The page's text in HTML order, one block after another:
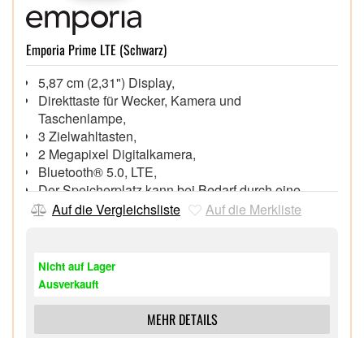
Emporia Prime LTE (Schwarz)
5,87 cm (2,31") Display,
Direkttaste für Wecker, Kamera und
Taschenlampe,
3 Zielwahltasten,
2 Megapixel Digitalkamera,
Bluetooth® 5.0, LTE,
Der Speicherplatz kann bei Bedarf durch eine
microSD Karte um bis zu 8 GB erweitert werden
zu 185 Stunden
Auf die Vergleichsliste Auf die Merkliste
Nicht auf Lager
Ausverkauft
MEHR DETAILS